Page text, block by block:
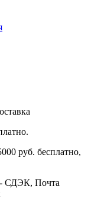
руб. бесплатно,
- СДЭК, Почта